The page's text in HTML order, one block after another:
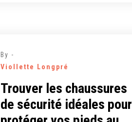
By -
Viollette Longpré
Trouver les chaussures
de sécurité idéales pour